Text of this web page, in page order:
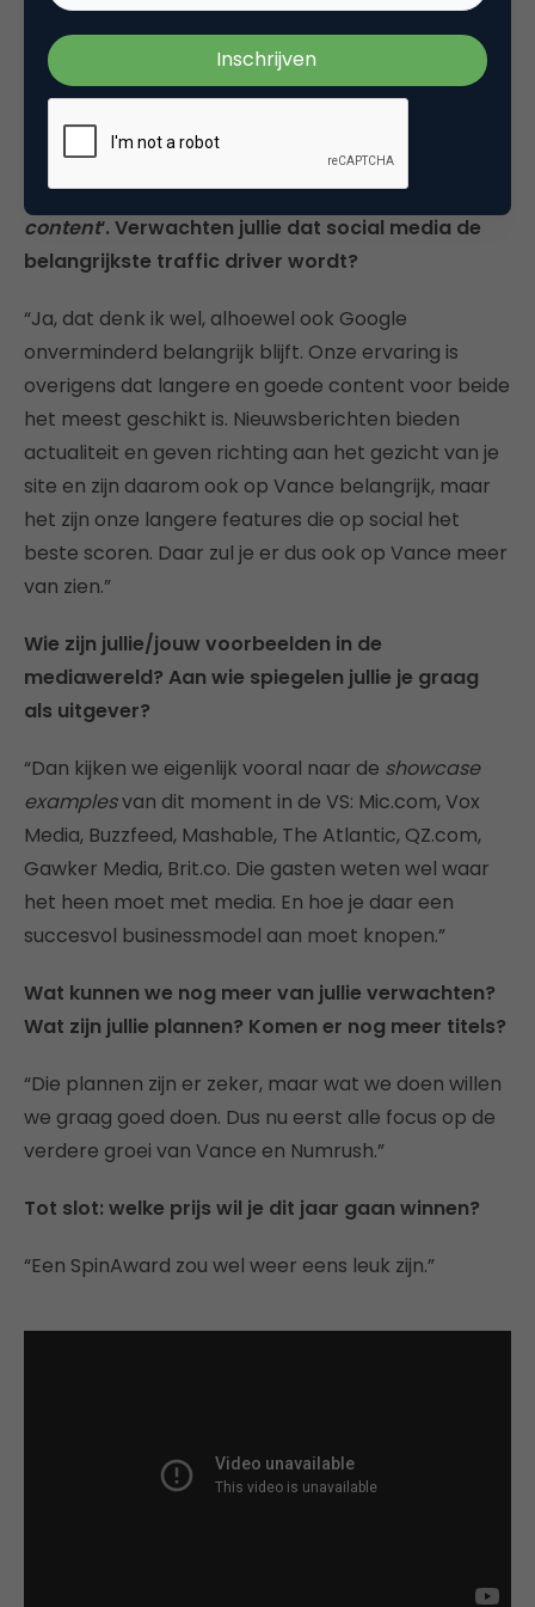
15 of 20 jaar verder wil je af en
toe ook weer even uitgedaagd
worden.”
Vance is gericht op wat jullie noemen ‘shareable
content‘. Verwachten jullie dat social media de
belangrijkste traffic driver wordt?
“Ja, dat denk ik wel, alhoewel ook Google
onverminderd belangrijk blijft. Onze ervaring is
overigens dat langere en goede content voor beide
het meest geschikt is. Nieuwsberichten bieden
actualiteit en geven richting aan het gezicht van je
site en zijn daarom ook op Vance belangrijk, maar
het zijn onze langere features die op social het
beste scoren. Daar zul je er dus ook op Vance meer
van zien.”
Wie zijn jullie/jouw voorbeelden in de
mediawereld? Aan wie spiegelen jullie je graag
als uitgever?
“Dan kijken we eigenlijk vooral naar de showcase
examplesvan dit moment in de VS: Mic.com, Vox
Media, Buzzfeed, Mashable, The Atlantic, QZ.com,
Gawker Media, Brit.co. Die gasten weten wel waar
het heen moet met media. En hoe je daar een
succesvol businessmodel aan moet knopen.”
Wat kunnen we nog meer van jullie verwachten?
Wat zijn jullie plannen? Komen er nog meer titels?
“Die plannen zijn er zeker, maar wat we doen willen
we graag goed doen. Dus nu eerst alle focus op de
verdere groei van Vance en Numrush.”
Tot slot: welke prijs wil je dit jaar gaan winnen?
“Een SpinAward zou wel weer eens leuk zijn.”